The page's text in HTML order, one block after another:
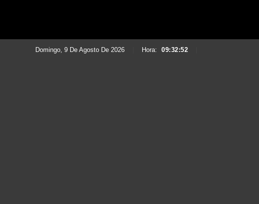
Domingo, 9 De Agosto De 2026 Hora: 09:32:54